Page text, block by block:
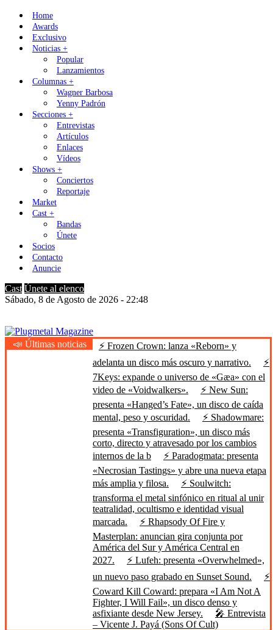
Skip
content
Home
Awards
Exclusivo
Noticias +
Popular
Lanzamientos
Columnas +
Wagner Barbosa
Yenny Padrón
Secciones +
Entrevistas
Artículos
Enlaces
Vídeos
Shows +
Conciertos
Reportaje
Market
Cast +
Bandas
Únete
Socios
Contacto
Anuncie
Cast Únete al elenco
Sábado, 8 de Agosto de 2026 - 22:48
Plugmetal Magazine
Heavy Metal is Life
📣 Últimas noticias
⚡ Frozen Crown: lanza «Reborn» y
adelanta un disco más oscuro y narrativo.
⚡
7Keys: expande o universo de «Gæa» con el
video de «Voidwalkers».
⚡ New Sun:
presenta «Hanged’s Fate», un disco de caída
mental, peso y oscuridad.
⚡ Shadowmare:
presenta «Transfiguration», un disco más
corto, directo y atravesado por los cambios
internos de la b
⚡ Paradogmata: presenta
«Necrosian Tastings» y abre una nueva etapa
más amplia y filosa.
⚡ Soulwitch:
transforma el metal sinfónico en ritual al unir
teatralidad, ocultismo e identidad visual
marcada.
⚡ Rhapsody Of Fire y
Masterplan: anuncian gira conjunta por
América del Sur y América Central en
2027.
⚡ Lufeh: presenta «Overwhelmed»,
un nuevo paso grabado en Sunset Sound.
⚡
Coward Kill Coward: prepara «I Am Not A
Fighter, I Will Fail», un disco denso y
asfixiante desde New Jersey.
🎤 Entrevista
– Vicente J. Payá (Sons Of Cult)